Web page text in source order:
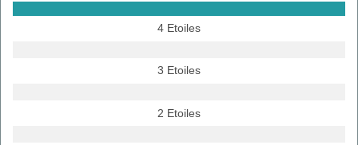
4 Etoiles
3 Etoiles
2 Etoiles